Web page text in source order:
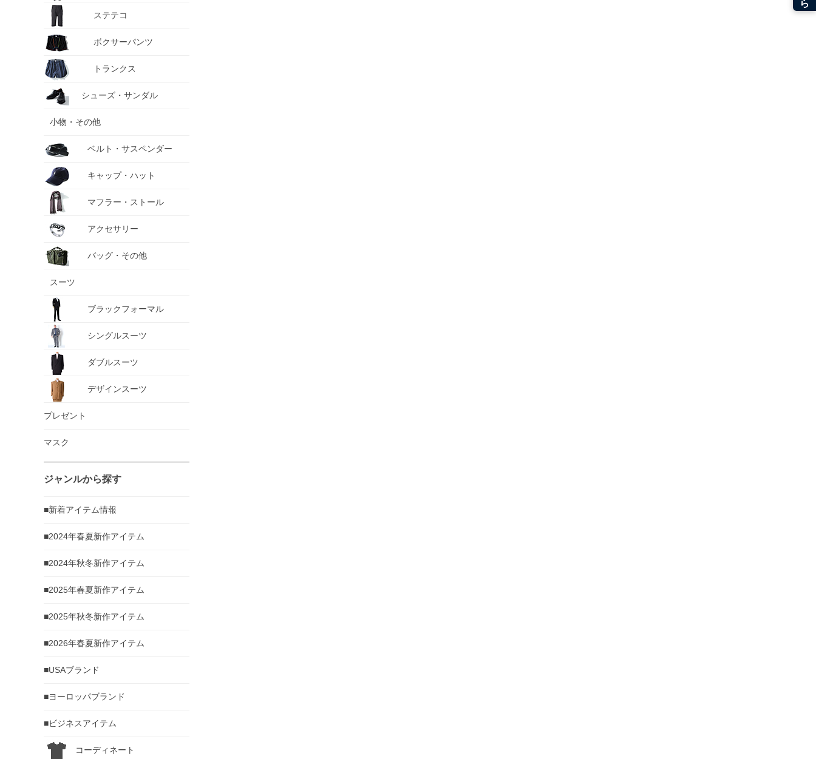
ステテコ
ボクサーパンツ
トランクス
シューズ・サンダル
小物・その他
ベルト・サスペンダー
キャップ・ハット
マフラー・ストール
アクセサリー
バッグ・その他
スーツ
ブラックフォーマル
シングルスーツ
ダブルスーツ
デザインスーツ
プレゼント
マスク
ジャンルから探す
■新着アイテム情報
■2024年春夏新作アイテム
■2024年秋冬新作アイテム
■2025年春夏新作アイテム
■2025年秋冬新作アイテム
■2026年春夏新作アイテム
■USAブランド
■ヨーロッパブランド
■ビジネスアイテム
コーディネート